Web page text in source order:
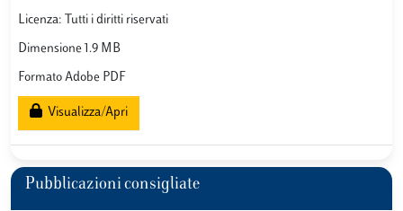
Licenza: Tutti i diritti riservati
Dimensione 1.9 MB
Formato Adobe PDF
Visualizza/Apri
Pubblicazioni consigliate